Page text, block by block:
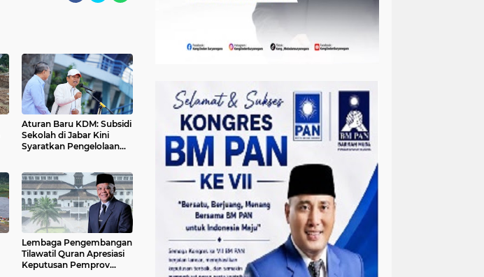
Aturan Baru KDM: Subsidi
Sekolah di Jabar Kini
Syaratkan Pengelolaan
Lembaga Pengembangan
Tilawatil Quran Apresiasi
Keputusan Pemprov